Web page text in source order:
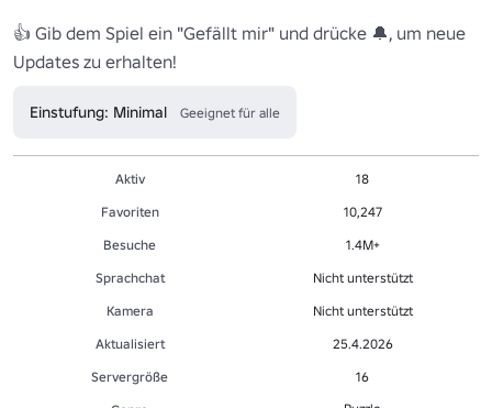
👍 Gib dem Spiel ein "Gefällt mir" und drücke 🔔, um neue
Einstufung: Minimal Geeignet für alle
Aktiv
18
Favoriten
10,247
Besuche
1.4M+
Sprachchat
Nicht unterstützt
Kamera
Nicht unterstützt
Aktualisiert
25.4.2026
Servergröße
16